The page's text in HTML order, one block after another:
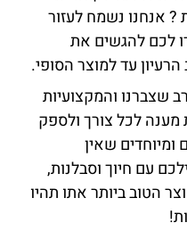
? אנחנו נשמח לעזור
לכם להגשים את
עד למוצר הסופי.
שצברנו והמקצועיות
לכל צורך ולספק
ומיוחדים שאין
עם חיוך וסבלנות,
הטוב ביותר אתו תהיו